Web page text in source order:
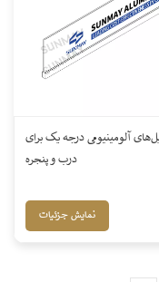
آلومینیومی درجه یک برای
درب و پنجره
نمایش جزئیات